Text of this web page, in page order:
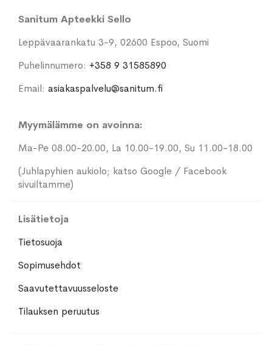
Sanitum Apteekki Sello
Leppävaarankatu 3-9, 02600 Espoo, Suomi
Puhelinnumero: +358 9 31585890
Email: asiakaspalvelu@sanitum.fi
Myymälämme on avoinna:
Ma-Pe 08.00-20.00, La 10.00-19.00, Su 11.00-18.00
(Juhlapyhien aukiolo; katso Google / Facebook
sivuiltamme)
Lisätietoja
Tietosuoja
Sopimusehdot
Saavutettavuusseloste
Tilauksen peruutus